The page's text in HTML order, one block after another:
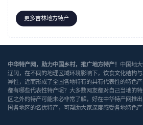
更多吉林地方特产
中华特产网，助力中国乡村，推广地方特产！ 中国地
辽阔，在不同的地理区域环境影响下，饮食文化结构
异性，近而形成了全国各地特有的具有代表性的特色
都有哪些代表性特产呢？大多数网友都对自己当地的
区之外的特产可能未必非常了解，好在中华特产网推
国各地区的名优特产，可帮助大家深度感受各地特色产